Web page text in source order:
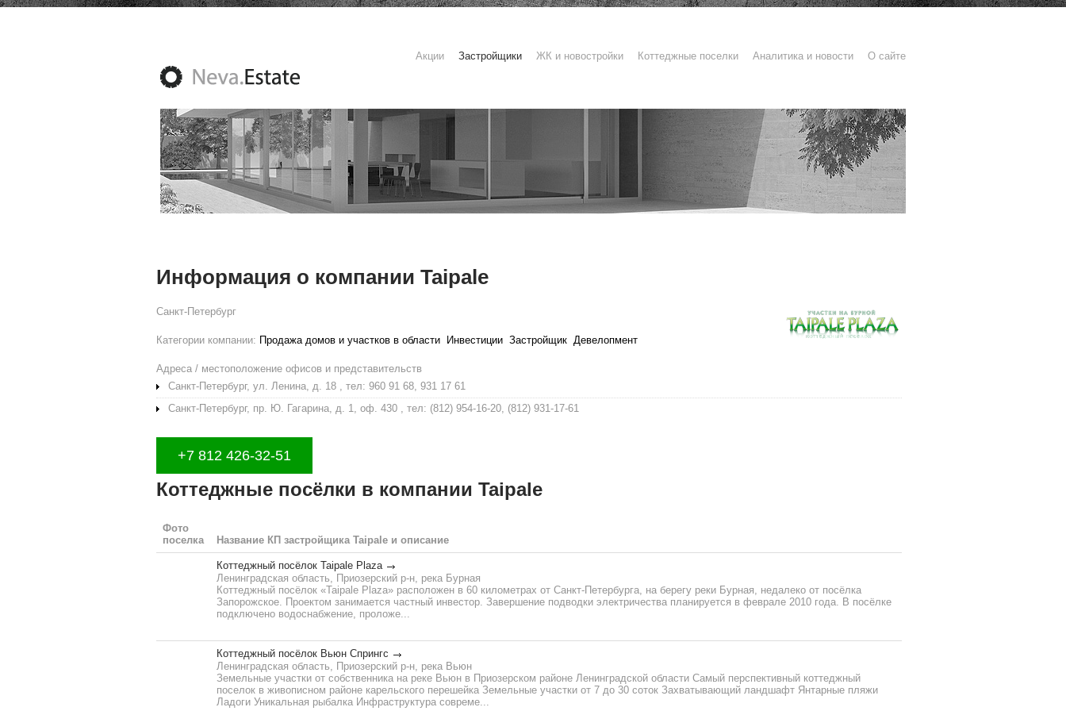
Акции Застройщики ЖК и новостройки Коттеджные поселки Аналитика и новости О сайте
Информация о компании Taipale
Санкт-Петербург
Категории компании: Продажа домов и участков в области Инвестиции Застройщик Девелопмент
Адреса / местоположение офисов и представительств
Санкт-Петербург, ул. Ленина, д. 18 , тел: 960 91 68, 931 17 61
Санкт-Петербург, пр. Ю. Гагарина, д. 1, оф. 430 , тел: (812) 954-16-20, (812) 931-17-61
+7 812 426-32-51
Коттеджные посёлки в компании Taipale
Фото
поселка
Название КП застройщика Taipale и описание
Коттеджный посёлок Taipale Plaza
Ленинградская область, Приозерский р-н, река Бурная
Коттеджный посёлок «Taipale Plaza» расположен в 60 километрах от Санкт-Петербурга, на берегу реки Бурная, недалеко от посёлка
Запорожское. Проектом занимается частный инвестор. Завершение подводки электричества планируется в феврале 2010 года. В посёлке
подключено водоснабжение, проложе...
Коттеджный посёлок Вьюн Спрингс
Ленинградская область, Приозерский р-н, река Вьюн
Земельные участки от собственника на реке Вьюн в Приозерском районе Ленинградской области Самый перспективный коттеджный
поселок в живописном районе карельского перешейка Земельные участки от 7 до 30 соток Захватывающий ландшафт Янтарные пляжи
Ладоги Уникальная рыбалка Инфраструктура совреме...